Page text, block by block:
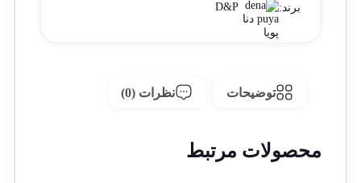
برند: D&P
توضیحات نظرات (0)
محصولات مرتبط